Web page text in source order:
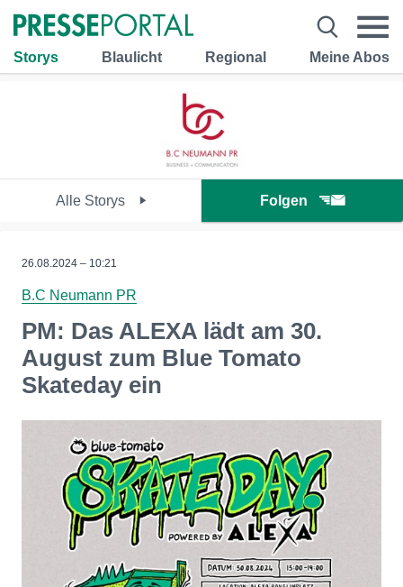
Storys Blaulicht Regional Meine Abos
Alle Storys Folgen
26.08.2024 – 10:21
B.C Neumann PR
PM: Das ALEXA lädt am 30.
August zum Blue Tomato
Skateday ein